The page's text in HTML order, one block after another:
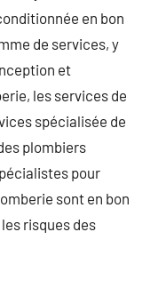
en bon
de services, y
et
les services de
spécialisée de
plombiers
pour
sont en bon
risques des